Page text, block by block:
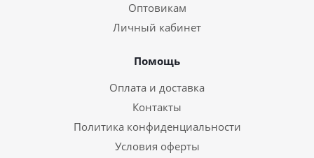
Оптовикам
Личный кабинет
Помощь
Оплата и доставка
Контакты
Политика конфиденциальности
Условия оферты